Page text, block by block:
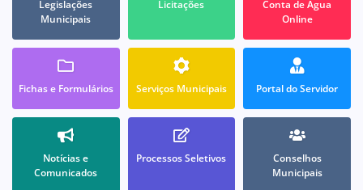
Legislações
Municipais
Licitações
Conta de Água
Online
Fichas e Formulários Serviços Municipais Portal do Servidor
Notícias e
Comunicados
Processos Seletivos
Conselhos
Municipais